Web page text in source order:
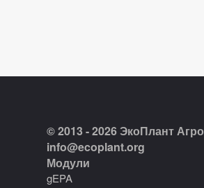
© 2013 - 2026 ЭкоПлант Агро
info@ecoplant.org
Модули
gEPA